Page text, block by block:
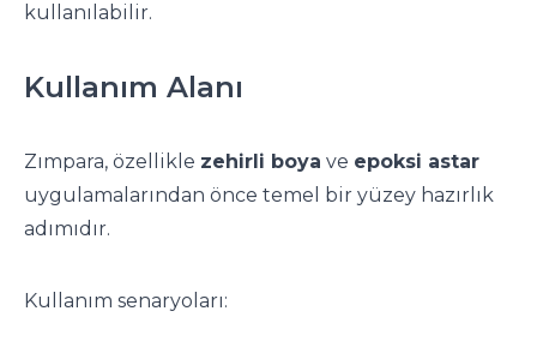
kullanılabilir.
Kullanım Alanı
Zımpara, özellikle zehirli boya ve epoksi astar
uygulamalarından önce temel bir yüzey hazırlık
adımıdır.
Kullanım senaryoları: